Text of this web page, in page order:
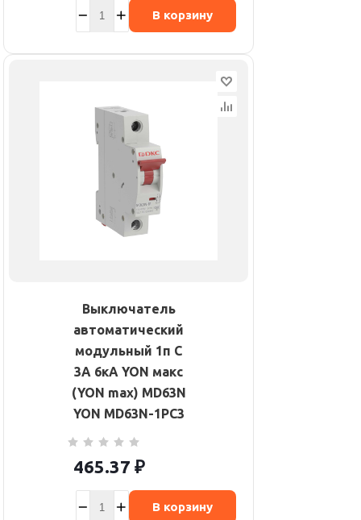
В корзину
Выключатель
автоматический
модульный 1п C
3А 6кА YON макс
(YON max) MD63N
YON MD63N-1PC3
465.37 ₽
В корзину